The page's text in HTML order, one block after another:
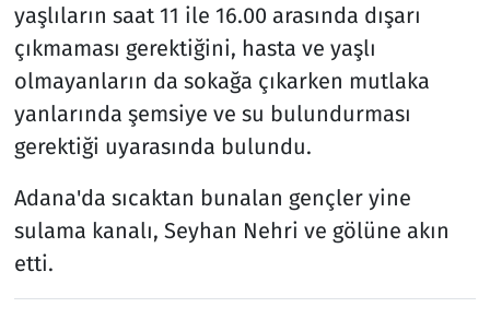
yaşlıların saat 11 ile 16.00 arasında dışarı
çıkmaması gerektiğini, hasta ve yaşlı
olmayanların da sokağa çıkarken mutlaka
yanlarında şemsiye ve su bulundurması
gerektiği uyarasında bulundu.
Adana'da sıcaktan bunalan gençler yine
sulama kanalı, Seyhan Nehri ve gölüne akın
etti.